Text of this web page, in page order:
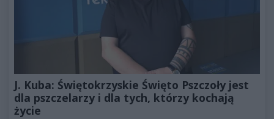
J. Kuba: Świętokrzyskie Święto Pszczoły jest
dla pszczelarzy i dla tych, którzy kochają
życie